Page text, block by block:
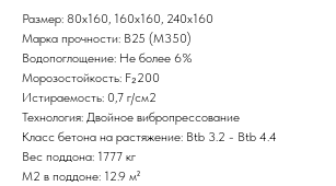
Размер: 80x160, 160x160, 240x160
Марка прочности: В25 (М350)
Водопоглощение: Не более 6%
Морозостойкость: F₂200
Истираемость: 0,7 г/см2
Технология: Двойное вибропрессование
Класс бетона на растяжение: Btb 3.2 - Btb 4.4
Вес поддона: 1777 кг
М2 в поддоне: 12.9 м²